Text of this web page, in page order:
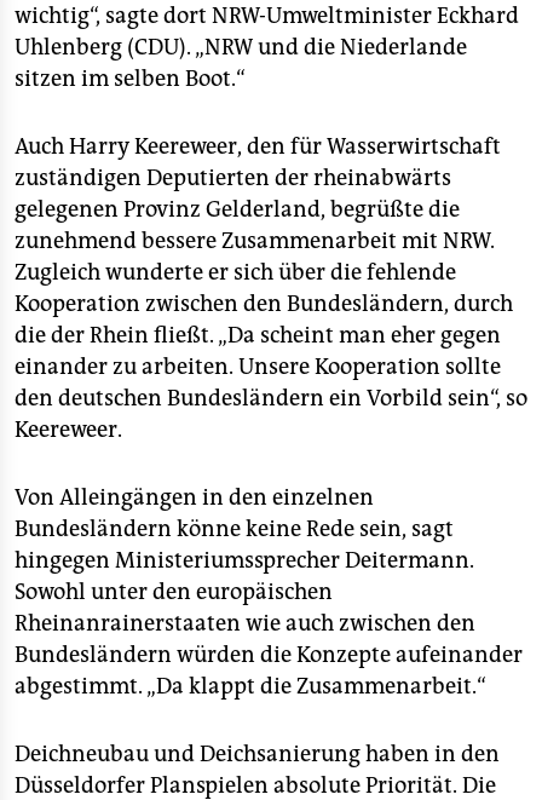
wichtig“, sagte dort NRW-Umweltminister Eckhard
Uhlenberg (CDU). „NRW und die Niederlande
sitzen im selben Boot.“
Auch Harry Keereweer, den für Wasserwirtschaft
zuständigen Deputierten der rheinabwärts
gelegenen Provinz Gelderland, begrüßte die
zunehmend bessere Zusammenarbeit mit NRW.
Zugleich wunderte er sich über die fehlende
Kooperation zwischen den Bundesländern, durch
die der Rhein fließt. „Da scheint man eher gegen
einander zu arbeiten. Unsere Kooperation sollte
den deutschen Bundesländern ein Vorbild sein“, so
Keereweer.
Von Alleingängen in den einzelnen
Bundesländern könne keine Rede sein, sagt
hingegen Ministeriumssprecher Deitermann.
Sowohl unter den europäischen
Rheinanrainerstaaten wie auch zwischen den
Bundesländern würden die Konzepte aufeinander
abgestimmt. „Da klappt die Zusammenarbeit.“
Deichneubau und Deichsanierung haben in den
Düsseldorfer Planspielen absolute Priorität. Die